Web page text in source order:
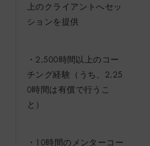
上のクライアントへセッ
ションを提供
・2,500時間以上のコー
チング経験（うち、2,25
0時間は有償で行うこ
と）
・10時間のメンターコー